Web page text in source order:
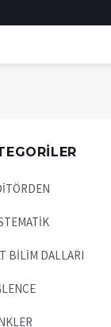
BİLİM DALLARI